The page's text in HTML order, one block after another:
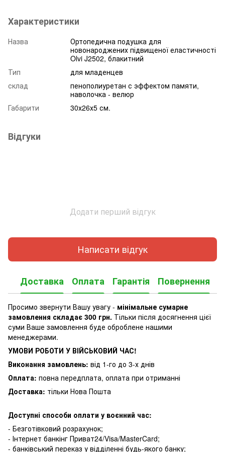
Характеристики
Назва
Ортопедична подушка для
новонароджених підвищеної еластичності
Olvi J2502, блакитний
Тип
для младенцев
склад
пенополиуретан с эффектом памяти,
наволочка - велюр
Габарити
30х26х5 см.
Відгуки
Додати перший відгук
Написати відгук
Доставка Оплата Гарантія Повернення
Просимо звернути Вашу увагу - мінімальне сумарне
замовлення складає 300 грн. Тільки після досягнення цієї
суми Ваше замовлення буде оброблене нашими
менеджерами.
УМОВИ РОБОТИ У ВІЙСЬКОВИЙ ЧАС!
Виконання замовлень: від 1-го до 3-х днів
Оплата: повна передплата, оплата при отриманні
Доставка: тільки Нова Пошта
Доступні способи оплати у воєнний час:
- Безготівковий розрахунок;
- Інтернет банкінг Приват24/Visa/MasterCard;
- банківський переказ у відділенні будь-якого банку;